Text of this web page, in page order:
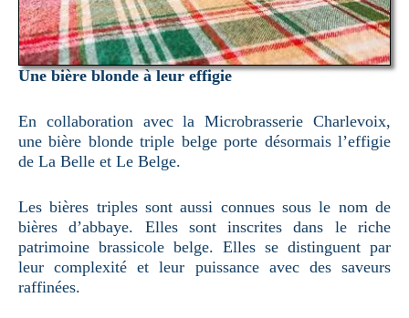
Une bière blonde à leur effigie
En collaboration avec la Microbrasserie Charlevoix,
une bière blonde triple belge porte désormais l’effigie
de La Belle et Le Belge.
Les bières triples sont aussi connues sous le nom de
bières d’abbaye. Elles sont inscrites dans le riche
patrimoine brassicole belge. Elles se distinguent par
leur complexité et leur puissance avec des saveurs
raffinées.